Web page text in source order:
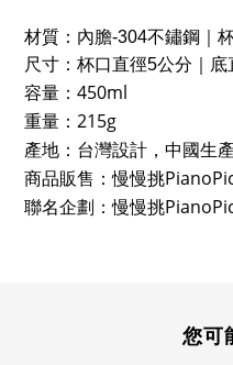
材質： 內膽-304不鏽鋼
尺寸： 杯口直徑5公分｜底
容量： 450ml
重量： 215g
產地：台灣設計，中國生產
商品販售：慢慢挑
聯名企劃：慢慢挑
您可